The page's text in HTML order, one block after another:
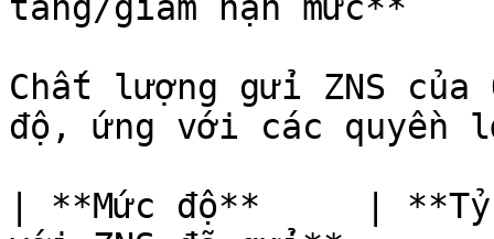
Chất lượng gửi ZNS của
độ, ứng với các quyền
| **Mức độ**     | **Tỷ